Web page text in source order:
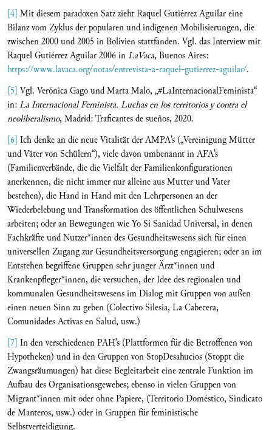
[4] Mit diesem paradoxen Satz zieht Raquel Gutiérrez Aguilar eine
Bilanz vom Zyklus der popularen und indigenen Mobilisierungen, die
zwischen 2000 und 2005 in Bolivien stattfanden. Vgl. das Interview mit
Raquel Gutiérrez Aguilar 2006 inLaVaca, Buenos Aires:
https://www.lavaca.org/notas/entrevista-a-raquel-gutierrez-aguilar/.
[5] Vgl. Verónica Gago und Marta Malo, „#LaInternacionalFeminista“
in:La InternacionalFeminista. Luchas en los territorios y contra el
neoliberalismo, Madrid: Traficantes de sueños, 2020.
[6] Ich denke an die neue Vitalität der AMPA’s („Vereinigung Mütter
und Väter von Schülern“), viele davon umbenannt in AFA’s
(Familienverbände, die die Vielfalt der Familienkonfigurationen
anerkennen, die nicht immer nur alleine aus Mutter und Vater
bestehen), die Hand in Hand mit den Lehrpersonen an der
Wiederbelebung und Transformation des öffentlichen Schulwesens
arbeiten; oder an Bewegungen wie Yo Sí Sanidad Universal, in denen
Fachkräfte und Nutzer*innen des Gesundheitswesens sich für einen
universellen Zugang zur Gesundheitsversorgung engagieren; oder an im
Entstehen begriffene Gruppen sehr junger Ärzt*innen und
Krankenpfleger*innen, die versuchen, der Idee des regionalen und
kommunalen Gesundheitswesens im Dialog mit Gruppen von außen
einen neuen Sinn zu geben (Colectivo Silesia, La Cabecera,
Comunidades Activas en Salud, usw.)
[7] In den verschiedenen PAH’s (Plattformen für die Betroffenen von
Hypotheken) und in den Gruppen von StopDesahucios (Stoppt die
Zwangsräumungen) hat diese Begleitarbeit eine zentrale Funktion im
Aufbau des Organisationsgewebes; ebenso in vielen Gruppen von
Migrant*innen mit oder ohne Papiere, (Territorio Doméstico, Sindicato
de Manteros, usw.) oder in Gruppen für feministische
Selbstverteidigung.